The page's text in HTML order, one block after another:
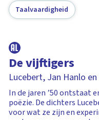
Taalvaardigheid
De vijftigers
Lucebert, Jan Hanlo
In de jaren ’50 ontstaat
poëzie. De dichters
voor wat ze zijn en